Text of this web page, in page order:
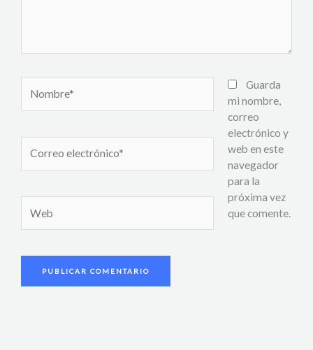
electrónico*
Guarda
mi nombre,
correo
electrónico y
web en este
navegador
para la
próxima vez
que comente.